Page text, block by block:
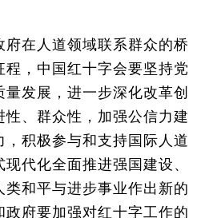
在人道领域联系群众的桥
，中国红十字会要坚持党
发展，进一步深化改革创
、群众性，加强公信力建
积极参与和支持国际人道
代化全面推进强国建设、
类和平与进步事业作出新的
府要加强对红十字工作的